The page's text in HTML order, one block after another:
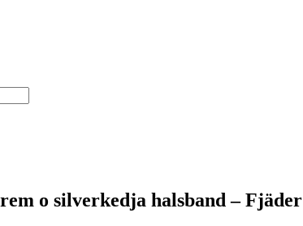
o silverkedja halsband – Fjäder